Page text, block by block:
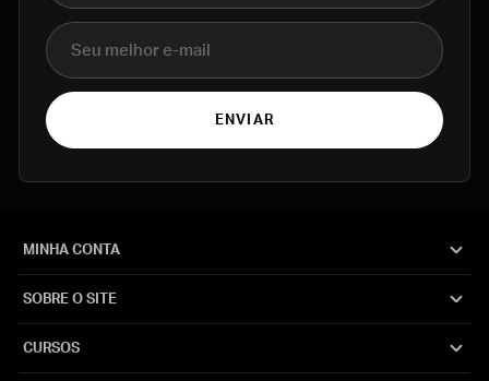
E-mail
ENVIAR
MINHA CONTA
SOBRE O SITE
CURSOS